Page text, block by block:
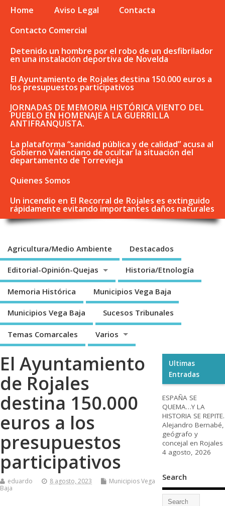
Home Aviso Legal
Contacta
Contacto Comercial
Detenido un hombre por el robo de un desfibrilador
en una instalación deportiva de Novelda
El Ayuntamiento de Rojales destina 150.000 euros a
los presupuestos participativos
JORNADAS DE MEMORIA HISTÓRICA VIENTO DEL
PUEBLO EN HOMENAJE A LA GUERRILLA
ANTIFRANQUISTA.
La plataforma “sanidad pública y de calidad” acusa al
Gobierno Valenciano de ocultar la situación del
departamento de Torrevieja
Quienes Somos
Un incendio en El Recorral de Rojales es extinguido
rápidamente evitando importantes daños naturales
Agricultura/Medio Ambiente Destacados
Editorial-Opinión-Quejas Historia/Etnología
Memoria Histórica Municipios Vega Baja
Municipios Vega Baja Sucesos Tribunales
Temas Comarcales Varios
El Ayuntamiento
de Rojales
destina 150.000
euros a los
presupuestos
participativos
eduardo 8 agosto, 2023
Municipios Vega
Baja
Ultimas
Entradas
ESPAÑA SE
QUEMA…Y LA
HISTORIA SE REPITE.
Alejandro Bernabé,
geógrafo y
concejal en Rojales
4 agosto, 2026
Search